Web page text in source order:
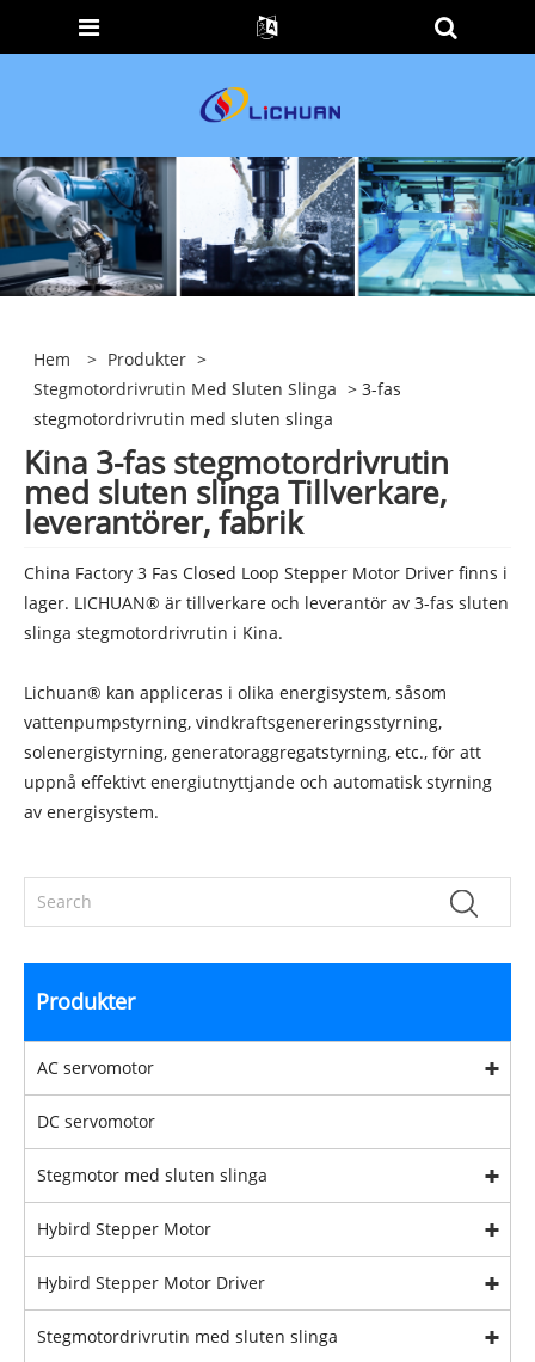
Hem > Produkter >
Stegmotordrivrutin Med Sluten Slinga > 3-fas
stegmotordrivrutin med sluten slinga
Kina 3-fas stegmotordrivrutin
med sluten slinga Tillverkare,
leverantörer, fabrik
China Factory 3 Fas Closed Loop Stepper Motor Driver finns i
lager. LICHUAN® är tillverkare och leverantör av 3-fas sluten
slinga stegmotordrivrutin i Kina.
Lichuan® kan appliceras i olika energisystem, såsom
vattenpumpstyrning, vindkraftsgenereringsstyrning,
solenergistyrning, generatoraggregatstyrning, etc., för att
uppnå effektivt energiutnyttjande och automatisk styrning
av energisystem.
Produkter
AC servomotor
DC servomotor
Stegmotor med sluten slinga
Hybird Stepper Motor
Hybird Stepper Motor Driver
Stegmotordrivrutin med sluten slinga